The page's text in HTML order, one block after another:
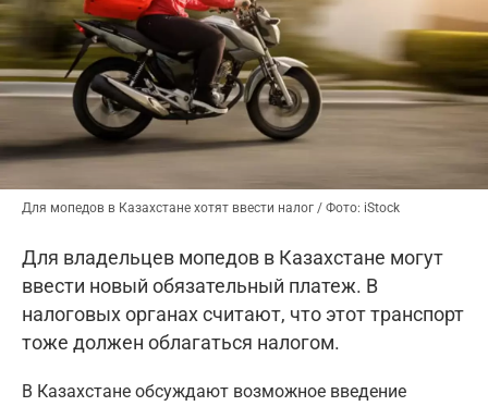
Для мопедов в Казахстане хотят ввести налог / Фото: iStock
Для владельцев мопедов в Казахстане могут
ввести новый обязательный платеж. В
налоговых органах считают, что этот транспорт
тоже должен облагаться налогом.
В Казахстане обсуждают возможное введение